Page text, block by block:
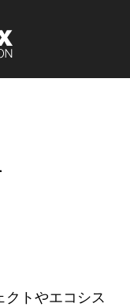
クトやエコシス